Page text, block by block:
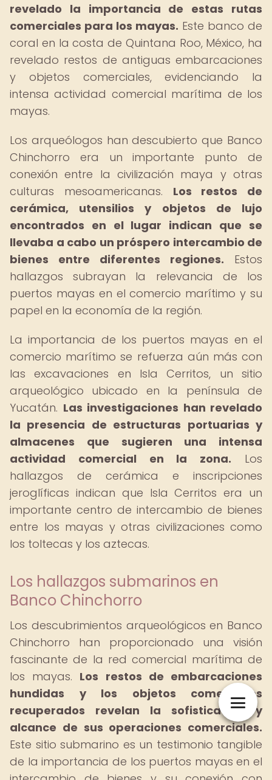
revelado la importancia de estas rutas
comerciales para los mayas. Este banco de
coral en la costa de Quintana Roo, México, ha
revelado restos de antiguas embarcaciones
y objetos comerciales, evidenciando la
intensa actividad comercial marítima de los
mayas.
Los arqueólogos han descubierto que Banco
Chinchorro era un importante punto de
conexión entre la civilización maya y otras
culturas mesoamericanas. Los restos de
cerámica, utensilios y objetos de lujo
encontrados en el lugar indican que se
llevaba a cabo un próspero intercambio de
bienes entre diferentes regiones. Estos
hallazgos subrayan la relevancia de los
puertos mayas en el comercio marítimo y su
papel en la economía de la región.
La importancia de los puertos mayas en el
comercio marítimo se refuerza aún más con
las excavaciones en Isla Cerritos, un sitio
arqueológico ubicado en la península de
Yucatán. Las investigaciones han revelado
la presencia de estructuras portuarias y
almacenes que sugieren una intensa
actividad comercial en la zona. Los
hallazgos de cerámica e inscripciones
jeroglíficas indican que Isla Cerritos era un
importante centro de intercambio de bienes
entre los mayas y otras civilizaciones como
los toltecas y los aztecas.
Los hallazgos submarinos en
Banco Chinchorro
Los descubrimientos arqueológicos en Banco
Chinchorro han proporcionado una visión
fascinante de la red comercial marítima de
los mayas. Los restos de embarcaciones
hundidas y los objetos comerciales
recuperados revelan la sofisticación y
alcance de sus operaciones comerciales.
Este sitio submarino es un testimonio tangible
de la importancia de los puertos mayas en el